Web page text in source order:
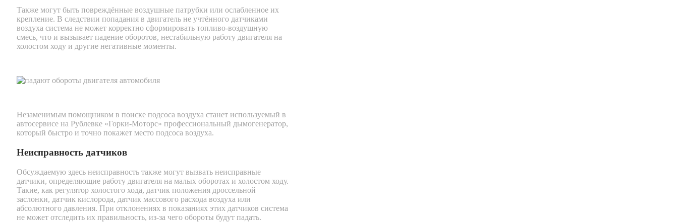
Также могут быть повреждённые воздушные патрубки или ослабленное их
крепление. В следствии попадания в двигатель не учтённого датчиками
воздуха система не может корректно сформировать топливо-воздушную
смесь, что и вызывает падение оборотов, нестабильную работу двигателя на
холостом ходу и другие негативные моменты.
Незаменимым помощником в поиске подсоса воздуха станет используемый в
автосервисе на Рублевке «Горки-Моторс» профессиональный дымогенератор,
который быстро и точно покажет место подсоса воздуха.
Неисправность датчиков
Обсуждаемую здесь неисправность также могут вызвать неисправные
датчики, определяющие работу двигателя на малых оборотах и холостом ходу.
Такие, как регулятор холостого хода, датчик положения дроссельной
заслонки, датчик кислорода, датчик массового расхода воздуха или
абсолютного давления. При отклонениях в показаниях этих датчиков система
не может отследить их правильность, из-за чего обороты будут падать.